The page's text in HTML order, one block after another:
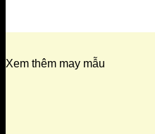
Xem thêm may mẫu